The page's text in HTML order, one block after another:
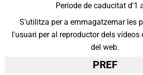
Període de caducitat d'1
S'utilitza per a emmagatzemar les
l'usuari per al reproductor dels vídeos
del web.
PREF